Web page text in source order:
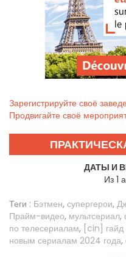
Зарегистрируйте своё
Продвигайте своё
ДАТЫ И
Из 1
Теги : Бэтмен, супергерои,
Прайм-видео, мультсериал,
по телесериалам, [cin] гайд
новым сериалам 2024 года,